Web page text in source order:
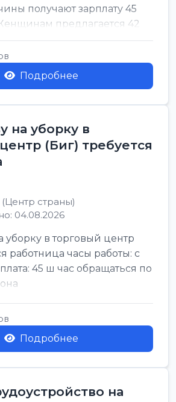
получают зарплату 45
предлагается 42
Подробнее
на уборку в
(Биг) требуется
страны)
04.08.2026
в торговый центр
работница часы работы: с
45 ш час обращаться по
Подробнее
на